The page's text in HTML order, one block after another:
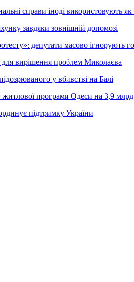
справи іноді використовують як
завдяки зовнішній допомозі
депутати масово ігнорують
для вирішення проблем Миколаєва
у вбивстві на Балі
програми Одеси на 3,9 млрд
підтримку України